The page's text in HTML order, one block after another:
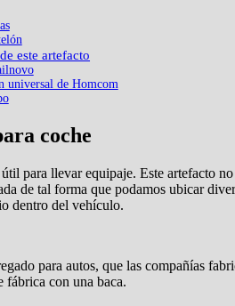
este artefacto
universal de Homcom
coche
para llevar equipaje. Este artefacto
de tal forma que podamos ubicar
dentro del vehículo.
para autos, que las compañías
fábrica con una baca.